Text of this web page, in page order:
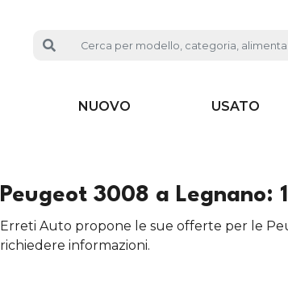
NUOVO USATO
Peugeot 3008 a Legnano:
Erreti Auto propone le sue offerte per le
richiedere informazioni.